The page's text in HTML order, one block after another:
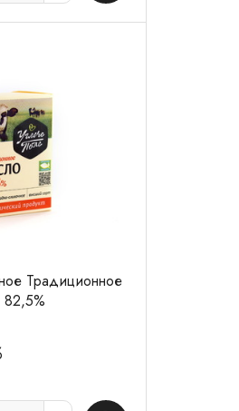
Традиционное